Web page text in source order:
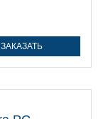
ЗАКАЗАТЬ